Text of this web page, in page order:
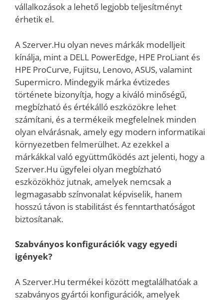
vállalkozások a lehető legjobb teljesítményt
érhetik el.
A Szerver.Hu olyan neves márkák modelljeit
kínálja, mint a DELL PowerEdge, HPE ProLiant és
HPE ProCurve, Fujitsu, Lenovo, ASUS, valamint
Supermicro. Mindegyik márka évtizedes
története bizonyítja, hogy a kiváló minőségű,
megbízható és értékálló eszközökre lehet
számítani, és a termékeik megfelelnek minden
olyan elvárásnak, amely egy modern informatikai
környezetben felmerülhet. Az ezekkel a
márkákkal való együttműködés azt jelenti, hogy a
Szerver.Hu ügyfelei olyan megbízható
eszközökhöz jutnak, amelyek nemcsak a
legmagasabb színvonalat képviselik, hanem
hosszú távon is stabilitást és fenntarthatóságot
biztosítanak.
Szabványos konfigurációk vagy egyedi
igények?
A Szerver.Hu termékei között megtalálhatóak a
szabványos gyártói konfigurációk, amelyek